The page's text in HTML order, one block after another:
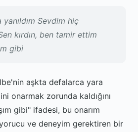
Sevdim hiç
kırdın, ben tamir ettim
gibi
aşkta defalarca yara
onarmak zorunda kaldığını
gibi" ifadesi, bu onarım
ve deneyim gerektiren bir